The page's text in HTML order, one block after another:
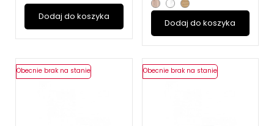
Dodaj do koszyka
Dodaj do koszyka
Obecnie brak na stanie Obecnie brak na stanie